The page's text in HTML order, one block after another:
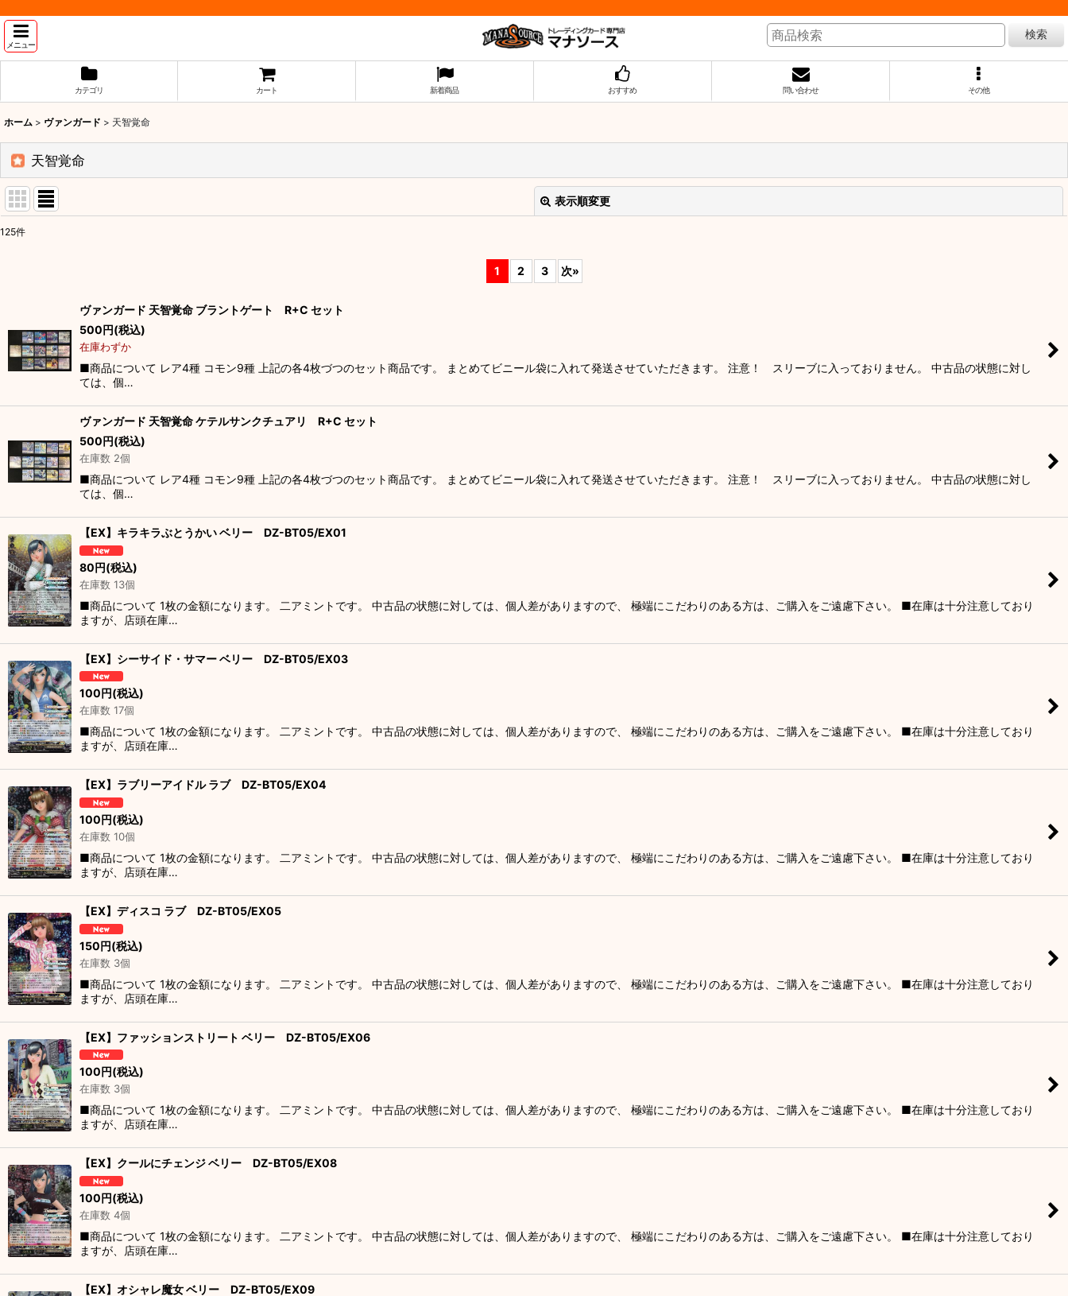
メニュー
検索
カテゴリ カート 新着商品 おすすめ 問い合わせ その他
ホーム > ヴァンガード > 天智覚命
天智覚命
表示順変更
125件
1 2 3 次»
ヴァンガード 天智覚命 ブラントゲート R+C セット
500円(税込)
在庫わずか
■商品について レア4種 コモン9種 上記の各4枚づつのセット商品です。 まとめてビニール袋に入れて発送させていただきます。 注意！ スリーブに入っておりません。 中古品の状態に対し
ては、個…
ヴァンガード 天智覚命 ケテルサンクチュアリ R+C セット
500円(税込)
在庫数 2個
■商品について レア4種 コモン9種 上記の各4枚づつのセット商品です。 まとめてビニール袋に入れて発送させていただきます。 注意！ スリーブに入っておりません。 中古品の状態に対し
ては、個…
【EX】キラキラぶとうかい ベリー DZ-BT05/EX01
80円(税込)
在庫数 13個
■商品について 1枚の金額になります。 二アミントです。 中古品の状態に対しては、個人差がありますので、 極端にこだわりのある方は、ご購入をご遠慮下さい。 ■在庫は十分注意しており
ますが、店頭在庫…
【EX】シーサイド・サマー ベリー DZ-BT05/EX03
100円(税込)
在庫数 17個
■商品について 1枚の金額になります。 二アミントです。 中古品の状態に対しては、個人差がありますので、 極端にこだわりのある方は、ご購入をご遠慮下さい。 ■在庫は十分注意しており
ますが、店頭在庫…
【EX】ラブリーアイドル ラブ DZ-BT05/EX04
100円(税込)
在庫数 10個
■商品について 1枚の金額になります。 二アミントです。 中古品の状態に対しては、個人差がありますので、 極端にこだわりのある方は、ご購入をご遠慮下さい。 ■在庫は十分注意しており
ますが、店頭在庫…
【EX】ディスコ ラブ DZ-BT05/EX05
150円(税込)
在庫数 3個
■商品について 1枚の金額になります。 二アミントです。 中古品の状態に対しては、個人差がありますので、 極端にこだわりのある方は、ご購入をご遠慮下さい。 ■在庫は十分注意しており
ますが、店頭在庫…
【EX】ファッションストリート ベリー DZ-BT05/EX06
100円(税込)
在庫数 3個
■商品について 1枚の金額になります。 二アミントです。 中古品の状態に対しては、個人差がありますので、 極端にこだわりのある方は、ご購入をご遠慮下さい。 ■在庫は十分注意しており
ますが、店頭在庫…
【EX】クールにチェンジ ベリー DZ-BT05/EX08
100円(税込)
在庫数 4個
■商品について 1枚の金額になります。 二アミントです。 中古品の状態に対しては、個人差がありますので、 極端にこだわりのある方は、ご購入をご遠慮下さい。 ■在庫は十分注意しており
ますが、店頭在庫…
【EX】オシャレ魔女 ベリー DZ-BT05/EX09